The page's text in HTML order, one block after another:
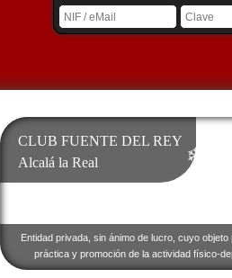
CLUB FUENTE DEL REY
Alcalá la Real
Entidad privada, sin ánimo de lucro, cuyo objeto
práctica y promoción de la actividad físico-
❄
❄